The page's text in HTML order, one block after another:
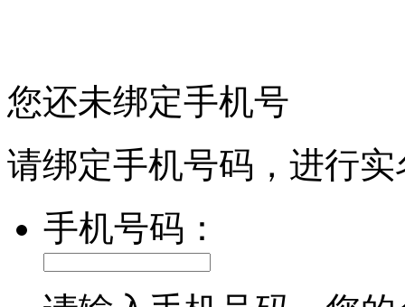
您还未绑定手机号
请绑定手机号码，进行
手机号码：